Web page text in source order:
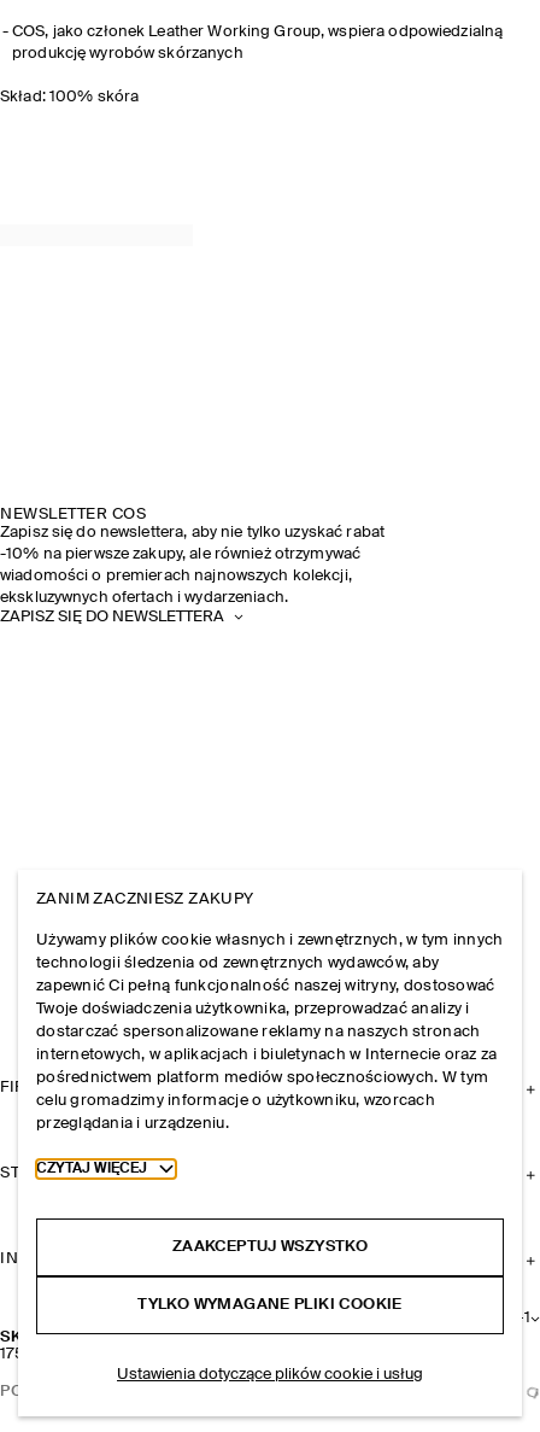
COS, jako członek Leather Working Group, wspiera odpowiedzialną
produkcję wyrobów skórzanych
Skład: 100% skóra
SKÓRZANA ZAWIESZKA DO TOREBKI Z KWIATEM
175 zł
+1
POWIADOM MNIE
NEWSLETTER COS
Zapisz się do newslettera, aby nie tylko uzyskać rabat
-10% na pierwsze zakupy, ale również otrzymywać
wiadomości o premierach najnowszych kolekcji,
ekskluzywnych ofertach i wydarzeniach.
ZAPISZ SIĘ DO NEWSLETTERA
FIRMA
STREFA KLIENTA
INFORMACJE I REGULAMINY
ZANIM ZACZNIESZ ZAKUPY
Używamy plików cookie własnych i zewnętrznych, w tym innych
technologii śledzenia od zewnętrznych wydawców, aby
zapewnić Ci pełną funkcjonalność naszej witryny, dostosować
Twoje doświadczenia użytkownika, przeprowadzać analizy i
dostarczać spersonalizowane reklamy na naszych stronach
internetowych, w aplikacjach i biuletynach w Internecie oraz za
pośrednictwem platform mediów społecznościowych. W tym
celu gromadzimy informacje o użytkowniku, wzorcach
przeglądania i urządzeniu.
Toggle more cookie information
CZYTAJ WIĘCEJ
ZAAKCEPTUJ WSZYSTKO
TYLKO WYMAGANE PLIKI COOKIE
Ustawienia dotyczące plików cookie i usług